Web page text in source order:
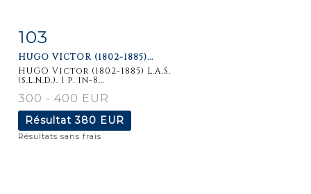
103
HUGO VICTOR (1802-1885)...
HUGO Victor (1802-1885) L.A.S.
(s.l.n.d.). 1 p. in-8...
300 - 400 EUR
Résultat380 EUR
Résultats sans frais